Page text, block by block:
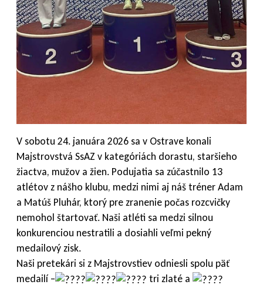
V sobotu 24. januára 2026 sa v Ostrave konali
Majstrovstvá SsAZ v kategóriách dorastu, staršieho
žiactva, mužov a žien. Podujatia sa zúčastnilo 13
atlétov z nášho klubu, medzi nimi aj náš tréner Adam
a Matúš Pluhár, ktorý pre zranenie počas rozcvičky
nemohol štartovať. Naši atléti sa medzi silnou
konkurenciou nestratili a dosiahli veľmi pekný
medailový zisk.
Naši pretekári si z Majstrovstiev odniesli spolu päť
medailí –
tri zlaté a